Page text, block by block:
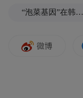
“泡菜基因”在韩国出现突变